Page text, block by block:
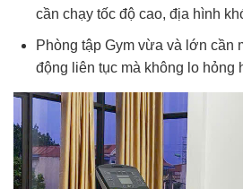
cần chạy tốc độ cao, địa hình
Phòng tập Gym vừa và lớn cần
động liên tục mà không lo hỏng